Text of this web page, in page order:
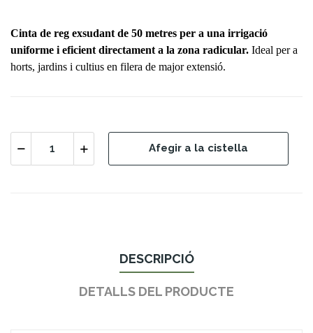
Cinta de reg exsudant de 50 metres per a una irrigació
uniforme i eficient directament a la zona radicular. Ideal per a
horts, jardins i cultius en filera de major extensió.
Afegir a la cistella
DESCRIPCIÓ
DETALLS DEL PRODUCTE